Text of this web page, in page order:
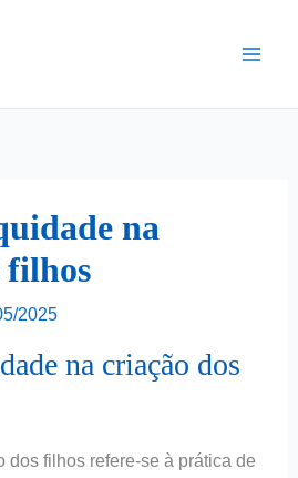
na
filhos
2025
na criação dos
dos filhos refere-se à prática de